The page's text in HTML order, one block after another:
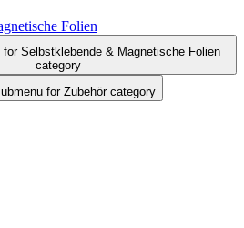
Folien
for Selbstklebende & Magnetische Folien
category
for Zubehör category